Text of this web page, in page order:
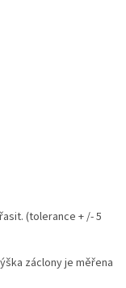
(tolerance + /- 5
záclony je měřena